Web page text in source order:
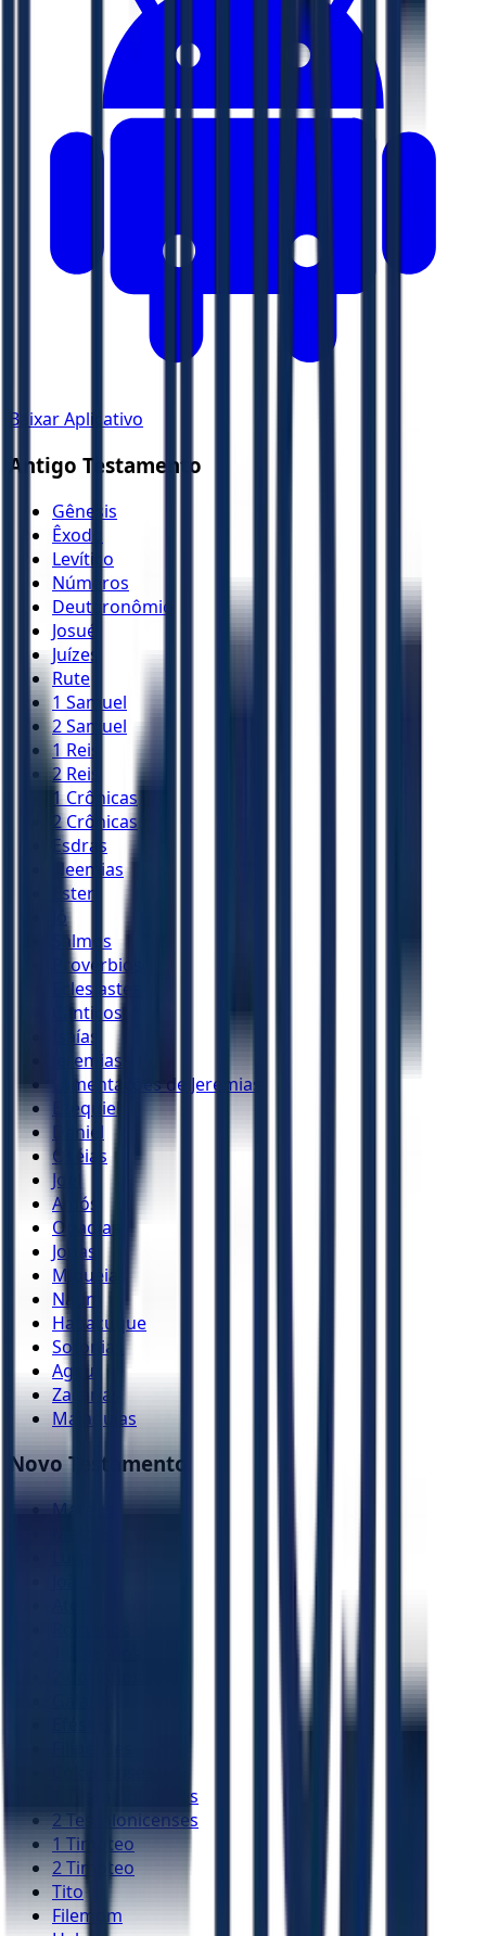
Baixar Aplicativo
Antigo Testamento
Gênesis
Êxodo
Levítico
Números
Deuteronômio
Josué
Juízes
Rute
1 Samuel
2 Samuel
1 Reis
2 Reis
1 Crônicas
2 Crônicas
Esdras
Neemias
Ester
Jó
Salmos
Provérbios
Eclesiastes
Cânticos
Isaías
Jeremias
Lamentações de Jeremias
Ezequiel
Daniel
Oséias
Joel
Amós
Obadias
Jonas
Miquéias
Naum
Habacuque
Sofonias
Ageu
Zacarias
Malaquias
Novo Testamento
Mateus
1 Tessalonicenses
2 Tessalonicenses
1 Timóteo
2 Timóteo
Tito
Filemom